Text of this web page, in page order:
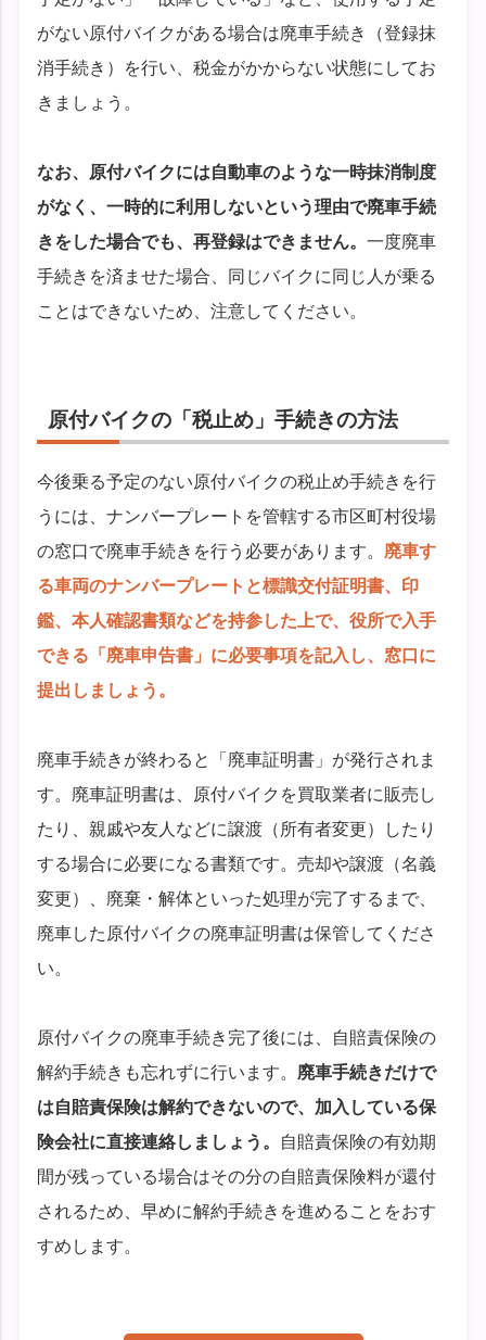
がない原付バイクがある場合は廃車手続き（登録抹
消手続き）を行い、税金がかからない状態にしてお
きましょう。
なお、原付バイクには自動車のような一時抹消制度
がなく、一時的に利用しないという理由で廃車手続
きをした場合でも、再登録はできません。一度廃車
手続きを済ませた場合、同じバイクに同じ人が乗る
ことはできないため、注意してください。
原付バイクの「税止め」手続きの方法
今後乗る予定のない原付バイクの税止め手続きを行
うには、ナンバープレートを管轄する市区町村役場
の窓口で廃車手続きを行う必要があります。 廃車す
る車両のナンバープレートと標識交付証明書、印
鑑、本人確認書類などを持参した上で、役所で入手
できる「廃車申告書」に必要事項を記入し、窓口に
提出しましょう。
廃車手続きが終わると「廃車証明書」が発行されま
す。廃車証明書は、原付バイクを買取業者に販売し
たり、親戚や友人などに譲渡（所有者変更）したり
する場合に必要になる書類です。売却や譲渡（名義
変更）、廃棄・解体といった処理が完了するまで、
廃車した原付バイクの廃車証明書は保管してくださ
い。
原付バイクの廃車手続き完了後には、自賠責保険の
解約手続きも忘れずに行います。 廃車手続きだけで
は自賠責保険は解約できないので、加入している保
険会社に直接連絡しましょう。 自賠責保険の有効期
間が残っている場合はその分の自賠責保険料が還付
されるため、早めに解約手続きを進めることをおす
すめします。